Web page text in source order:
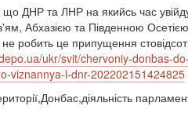
ДНР та ЛНР на якийсь час
Абхазією та Південною
робить це припущення
ukr/svit/chervoniy-donbas-
viznannya-l-dnr-202202151424825